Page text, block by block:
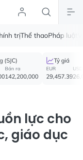
trịThể thaoPháp luật
(SJC)
Bán ra
142,200,000
Tỷ giá
EUR
29,457.39
USD
lực cho
giáo dục